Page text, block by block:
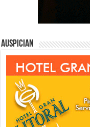
Auspician